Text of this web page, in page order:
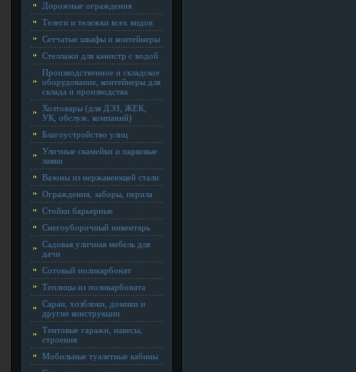
Дорожные ограждения
Телеги и тележки всех видов
Сетчатые шкафы и контейнеры
Стеллажи для канистр с водой
Производственное и складское
оборудование, контейнеры для
склада и производства
Хозтовары (для ДЭЗ, ЖЕК,
УК, обслуж. компаний)
Благоустройство улиц
Уличные скамейки и парковые
лавки
Вазоны из нержавеющей стали
Ограждения, заборы, перила
Стойки барьерные
Снегоуборочный инвентарь
Садовая уличная мебель для
дачи
Сотовый поликарбонат
Теплицы из поликарбоната
Сараи, хозблоки, домики и
другие конструкции
Тентовые гаражи, навесы,
строения
Мобильные туалетные кабины